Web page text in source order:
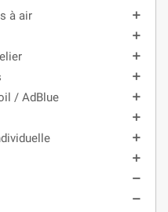
à air add
add
add
add
/ AdBlue add
add
add
add
remove
remove